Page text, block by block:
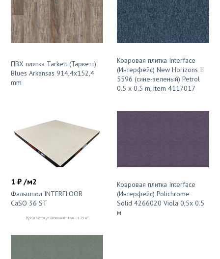
ПВХ плитка Tarkett (Таркетт)
Blues Arkansas 914,4x152,4
mm
Ковровая плитка Interface
(Интерфейс) New Horizons II
5596 (сине-зеленый) Petrol
0.5 x 0.5 m, item 4117017
1 ₽ /м2
Фальшпол INTERFLOOR
CaSO 36 ST
Продаётся упаковками: 1 уп. - 1.25 м2
Ковровая плитка Interface
(Интерфейс) Polichrome
Solid 4266020 Viola 0,5x 0.5
м